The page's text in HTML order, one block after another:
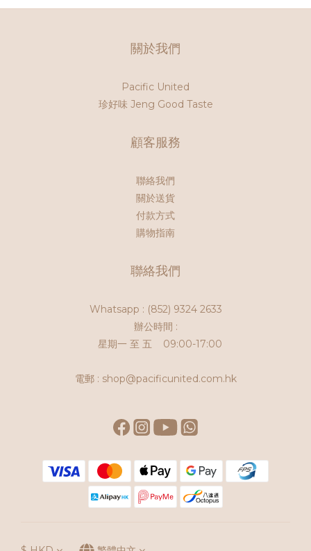
關於我們
Pacific United
珍好味 Jeng Good Taste
顧客服務
聯絡我們
關於送貨
付款方式
購物指南
聯絡我們
Whatsapp : (852) 9324 2633
辦公時間 :
星期一 至 五 09:00-17:00
電郵 : shop@pacificunited.com.hk